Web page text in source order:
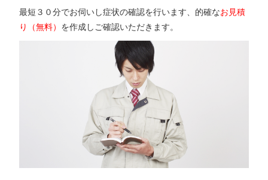
最短３０分でお伺いし症状の確認を行います、的確なお見積
り（無料） を作成しご確認いただきます。